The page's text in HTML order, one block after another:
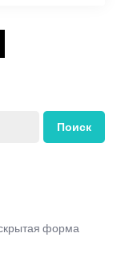
Поиск
форма